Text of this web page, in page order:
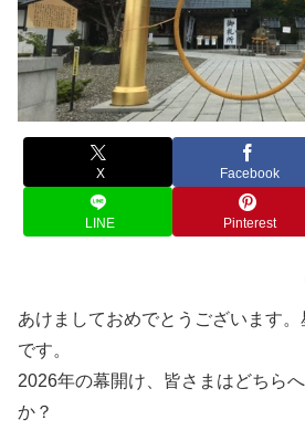
X Facebook
LINE Pinterest
あけましておめでとうございます。
です。
2026年の幕開け、皆さまはどちら
か？